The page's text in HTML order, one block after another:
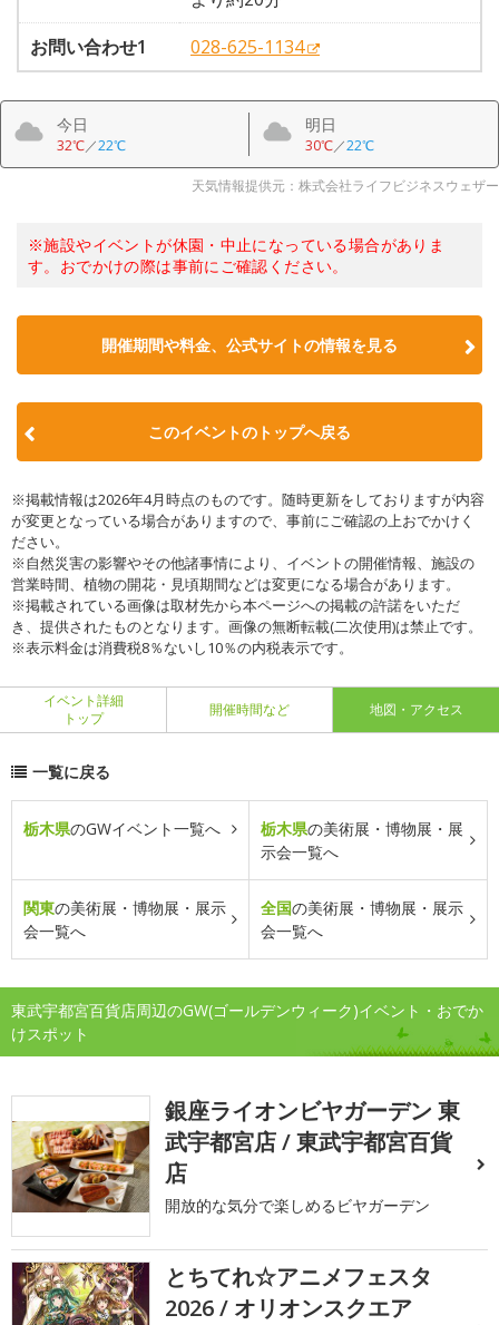
お問い合わせ1
028-625-1134
今日
32℃／22℃
明日
30℃／22℃
天気情報提供元：株式会社ライフビジネスウェザー
※施設やイベントが休園・中止になっている場合がありま
す。おでかけの際は事前にご確認ください。
開催期間や料金、公式サイトの情報を見る
このイベントのトップへ戻る
※掲載情報は2026年4月時点のものです。随時更新をしておりますが内容
が変更となっている場合がありますので、事前にご確認の上おでかけく
ださい。
※自然災害の影響やその他諸事情により、イベントの開催情報、施設の
営業時間、植物の開花・見頃期間などは変更になる場合があります。
※掲載されている画像は取材先から本ページへの掲載の許諾をいただ
き、提供されたものとなります。画像の無断転載(二次使用)は禁止です。
※表示料金は消費税8％ないし10％の内税表示です。
イベント詳細
トップ
開催時間など 地図・アクセス
一覧に戻る
栃木県のGWイベント一覧へ 栃木県の美術展・博物展・展
示会一覧へ
関東の美術展・博物展・展示
会一覧へ
全国の美術展・博物展・展示
会一覧へ
東武宇都宮百貨店周辺のGW(ゴールデンウィーク)イベント・おでか
けスポット
銀座ライオンビヤガーデン 東
武宇都宮店 / 東武宇都宮百貨
店
開放的な気分で楽しめるビヤガーデン
とちてれ☆アニメフェスタ
2026 / オリオンスクエア